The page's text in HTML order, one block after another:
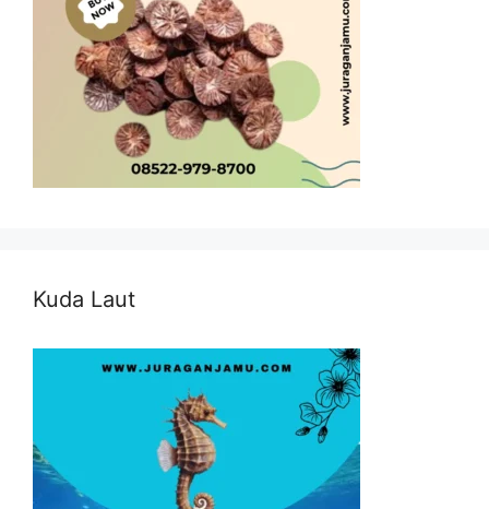
Kuda Laut